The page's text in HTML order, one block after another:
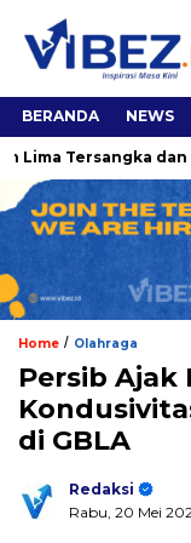
BERANDA NEWS
Tersangka dan Sita
Home / Olahraga
Persib Ajak
di GBLA
Redaksi
Rabu, 20 Mei